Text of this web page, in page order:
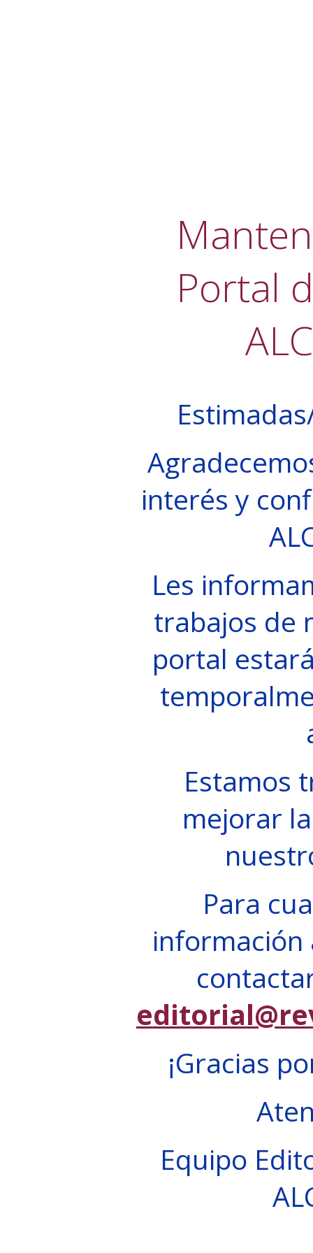
Portal
interés y
Les
trabajos de
portal
Estamos
mejorar
Para
información
¡Gracias
Equipo